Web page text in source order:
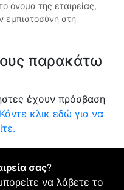
όνομα της εταιρείας,
εμπιστοσύνη στη
παρακάτω
έχουν πρόσβαση
Κάντε κλικ εδώ για να
σας?
να λάβετε το